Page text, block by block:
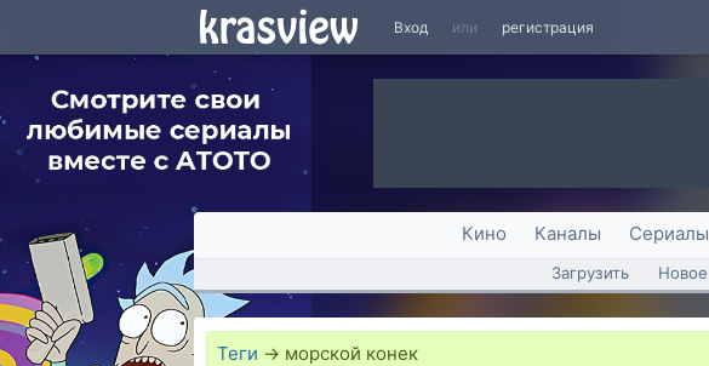
Вход или регистрация
Кино Каналы Сериалы
Загрузить Новое
Теги → морской конек